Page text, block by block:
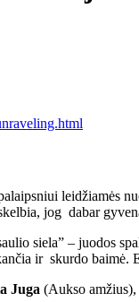
leidžiamės
jog dabar
siela” – juodos
ir skurdo
Juga (Aukso amžius),